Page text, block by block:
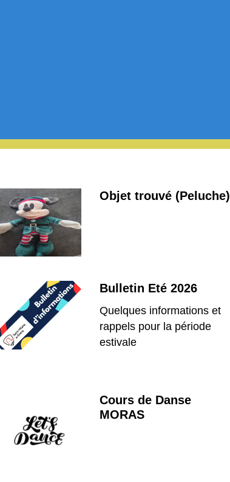
Objet trouvé (Peluche)
Bulletin Eté 2026
Quelques informations et
rappels pour la période
estivale
Cours de Danse
MORAS